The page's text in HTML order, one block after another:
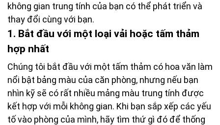
không gian trung tính của bạn có thể phát triển và
thay đổi cùng với bạn.
1. Bắt đầu với một loại vải hoặc tấm thảm
hợp nhất
Chúng tôi bắt đầu với một tấm thảm có hoa văn làm
nổi bật bảng màu của căn phòng, nhưng nếu bạn
nhìn kỹ sẽ có rất nhiều mảng màu trung tính được
kết hợp với mỗi không gian. Khi bạn sắp xếp các yếu
tố vào phòng của mình, hãy tìm thứ gì đó để thống